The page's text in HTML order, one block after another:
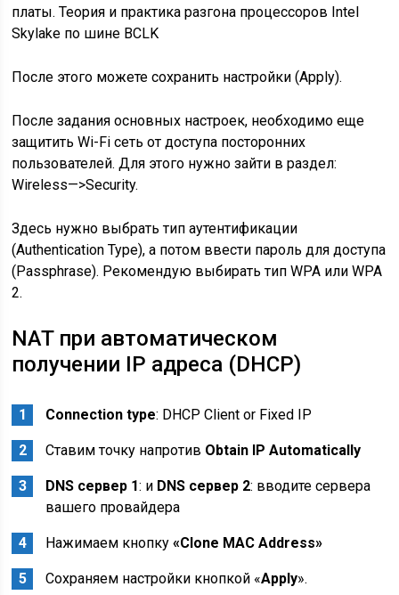
платы. Теория и практика разгона процессоров Intel
Skylake по шине BCLK
После этого можете сохранить настройки (Apply).
После задания основных настроек, необходимо еще
защитить Wi-Fi сеть от доступа посторонних
пользователей. Для этого нужно зайти в раздел:
Wireless—>Security.
Здесь нужно выбрать тип аутентификации
(Authentication Type), а потом ввести пароль для доступа
(Passphrase). Рекомендую выбирать тип WPA или WPA
2.
NAT при автоматическом
получении IP адреса (DHCP)
Connection type: DHCP Client or Fixed IP
Ставим точку напротив Obtain IP Automatically
DNS сервер 1: и DNS сервер 2: вводите сервера
вашего провайдера
Нажимаем кнопку«Clone MAC Address»
Сохраняем настройки кнопкой «Apply».